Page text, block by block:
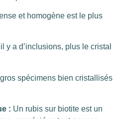
et homogène est le plus
y a d’inclusions, plus le cristal
spécimens bien cristallisés
: Un rubis sur biotite est un